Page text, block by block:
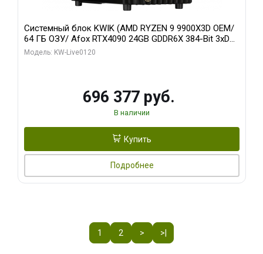
Системный блок KWIK (AMD RYZEN 9 9900X3D OEM/
64 ГБ ОЗУ/ Afox RTX4090 24GB GDDR6X 384-Bit 3xDP
HDMI ATX Turbo/ 1 ТБ SSD)
Модель: KW-Live0120
696 377 руб.
В наличии
Купить
Подробнее
1 2 > >|